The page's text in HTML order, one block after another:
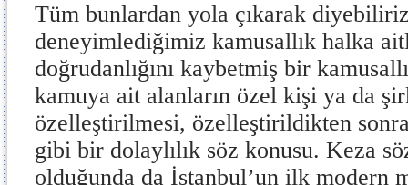
Tüm bunlardan yola çıkarak
deneyimlediğimiz kamusallık halka
doğrudanlığını kaybetmiş bir
kamuya ait alanların özel kişi ya da
özelleştirilmesi, özelleştirildikten sonra
gibi bir dolaylılık söz konusu. Keza
olduğunda da İstanbul’un ilk modern